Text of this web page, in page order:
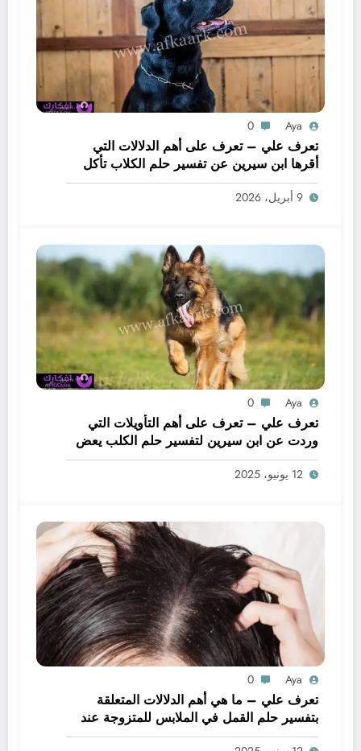
Aya
0
تعرف علي – تعرف على أهم الدلالات التي
أقرها ابن سيرين عن تفسير حلم الكلاب تأكل
لحم – بالتفصيل
9 أبريل، 2026
Aya
0
تعرف علي – تعرف على أهم التأويلات التي
وردت عن ابن سيرين لتفسير حلم الكلب يعض
يدي – بالتفصيل
12 يونيو، 2025
Aya
0
تعرف علي – ما هي أهم الدلالات المتعلقة
بتفسير حلم القمل في الملابس للمتزوجة عند
ابن سيرين؟ – بالتفصيل